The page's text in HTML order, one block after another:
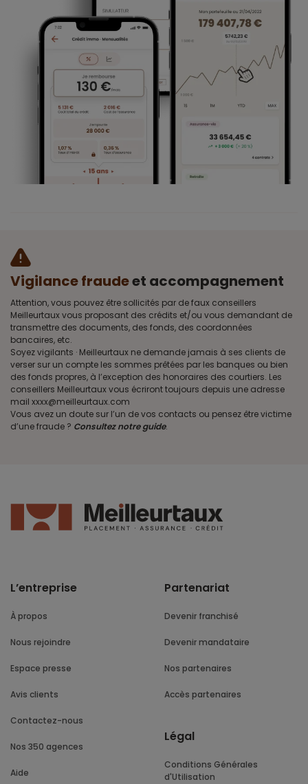
Vigilance fraudeet accompagnement
Attention, vous pouvez être sollicités par de faux conseillers
Meilleurtaux vous proposant des crédits et/ou vous demandant de
transmettre des documents, des fonds, des coordonnées
bancaires, etc.
Soyez vigilants · Meilleurtaux ne demande jamais à ses clients de
verser sur un compte les sommes prêtées par les banques ou bien
des fonds propres, à l’exception des honoraires des courtiers. Les
conseillers Meilleurtaux vous écriront toujours depuis une adresse
mail xxxx@meilleurtaux.com
Vous avez un doute sur l’un de vos contacts ou pensez être victime
d’une fraude ? Consultez notre guide.
L’entreprise
À propos
Nous rejoindre
Espace presse
Avis clients
Contactez-nous
Nos 350 agences
Aide
Partenariat
Devenir franchisé
Devenir mandataire
Nos partenaires
Accès partenaires
Légal
Conditions Générales
d'Utilisation